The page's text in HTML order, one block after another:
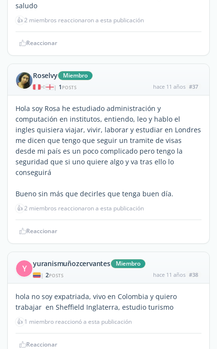
saludo
👍2 miembros reaccionaron a esta publicación
Reaccionar
Roselvy Miembro
| 1 POSTS hace 11 años #37
Hola soy Rosa he estudiado administración y
computación en institutos, entiendo, leo y hablo el
ingles quisiera viajar, vivir, laborar y estudiar en Londres
me dicen que tengo que seguir un tramite de visas
desde mi país es un poco complicado pero tengo la
seguridad que si uno quiere algo y va tras ello lo
conseguirá
Bueno sin más que decirles que tenga buen día.
👍2 miembros reaccionaron a esta publicación
Reaccionar
Y yuranismuñozcervantes Miembro
| 2POSTS hace 11 años #38
hola no soy expatriada, vivo en Colombia y quiero
trabajar en Sheffield Inglaterra, estudio turismo
👍 1 miembro reaccionó a esta publicación
Reaccionar